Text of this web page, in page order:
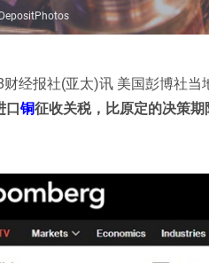
DepositPhotos
财经报社(亚太)讯 美国彭博社
口铜征收关税，比原定的决策期